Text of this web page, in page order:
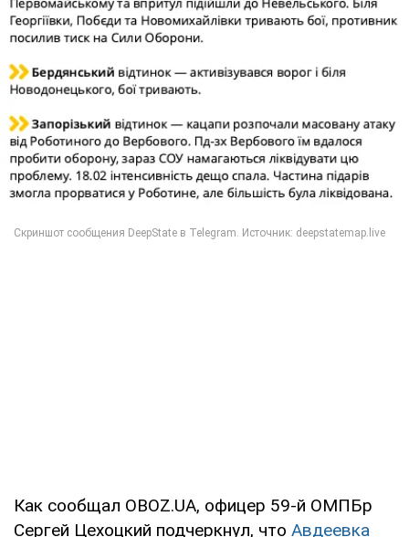
Как сообщал OBOZ.UA, офицер 59-й ОМПБр
Сергей Цехоцкий подчеркнул, что Авдеевка